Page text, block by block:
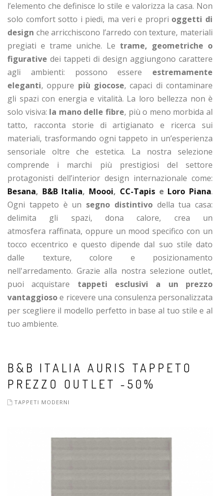
l’elemento che definisce lo stile e valorizza la casa. Non
solo comfort sotto i piedi, ma veri e propri oggetti di
design che arricchiscono l’arredo con texture, materiali
pregiati e trame uniche. Le trame, geometriche o
figurative dei tappeti di design aggiungono carattere
agli ambienti: possono essere estremamente
eleganti, oppure più giocose, capaci di contaminare
gli spazi con energia e vitalità. La loro bellezza non è
solo visiva: la mano delle fibre, più o meno morbida al
tatto, racconta storie di artigianato e ricerca sui
materiali, trasformando ogni tappeto in un’esperienza
sensoriale oltre che estetica. La nostra selezione
comprende i marchi più prestigiosi del settore
protagonisti dell’interior design internazionale come:
Besana, B&B Italia, Moooi, CC-Tapise Loro Piana.
Ogni tappeto è un segno distintivodella tua casa:
delimita gli spazi, dona calore, crea un
atmosfera raffinata, oppure un mood specifico con un
tocco eccentrico e questo dipende dal suo stile dato
dalle texture, colore e posizionamento
nell'arredamento. Grazie alla nostra selezione outlet,
puoi acquistare tappeti esclusivi a un prezzo
vantaggiosoe ricevere una consulenza personalizzata
per scegliere il modello perfetto in base al tuo stile e al
tuo ambiente.
B&B ITALIA AURIS TAPPETO
PREZZO OUTLET -50%
TAPPETI MODERNI